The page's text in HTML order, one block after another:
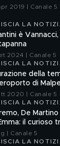
2019 | Canale 5
LA
è
2024 | Canale 5
LA
della
di
2020 | Canale 5
LA
De Martino
il curioso
| Canale 5
LA